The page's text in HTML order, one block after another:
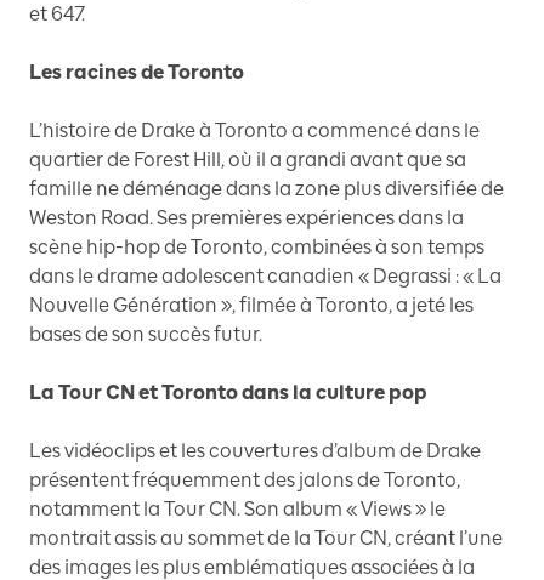
et 647.
Les racines de Toronto
L’histoire de Drake à Toronto a commencé dans le
quartier de Forest Hill, où il a grandi avant que sa
famille ne déménage dans la zone plus diversifiée de
Weston Road. Ses premières expériences dans la
scène hip-hop de Toronto, combinées à son temps
dans le drame adolescent canadien « Degrassi : « La
Nouvelle Génération », filmée à Toronto, a jeté les
bases de son succès futur.
La Tour CN et Toronto dans la culture pop
Les vidéoclips et les couvertures d’album de Drake
présentent fréquemment des jalons de Toronto,
notamment la Tour CN. Son album « Views » le
montrait assis au sommet de la Tour CN, créant l’une
des images les plus emblématiques associées à la